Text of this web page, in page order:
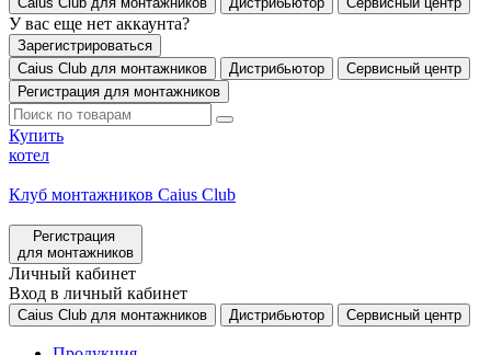
У вас еще нет аккаунта?
Зарегистрироваться
Caius Club для монтажников
Дистрибьютор
Сервисный центр
Регистрация для монтажников
Купить
котел
Клуб монтажников Caius Club
Регистрация
для монтажников
Личный кабинет
Вход в личный кабинет
Caius Club для монтажников Дистрибьютор Сервисный центр